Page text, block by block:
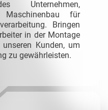
Unternehmen,
für
Bringen
in der Montage
Kunden, um
zu gewährleisten.